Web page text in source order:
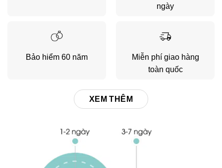
ngày
Bảo hiểm 60 năm
Miễn phí giao hàng
toàn quốc
XEM THÊM